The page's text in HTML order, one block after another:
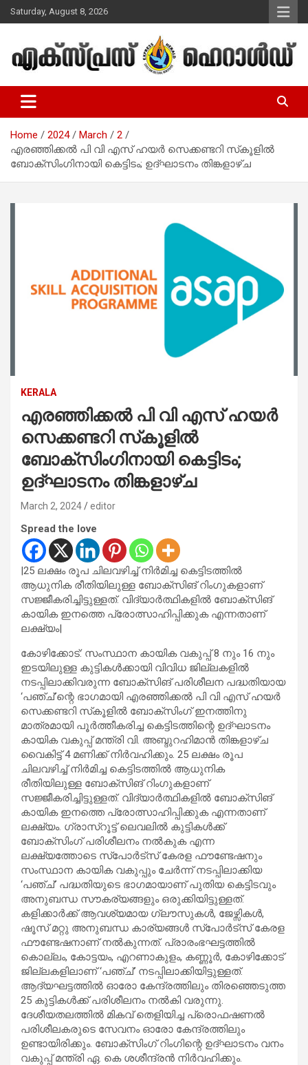
Skip
to
Saturday, August 8, 2026
Express Herald – Malayalam
Christian News
Home 2024 March
2
എരഞ്ഞിക്കല്‍ പി വി എസ് ഹയര്‍ സെക്കണ്ടറി സ്‌കൂളില്‍
ബോക്‌സിംഗിനായി കെട്ടിടം; ഉദ്ഘാടനം തിങ്കളാഴ്ച
KERALA
എരഞ്ഞിക്കല്‍ പി വി എസ് ഹയര്‍
സെക്കണ്ടറി സ്‌കൂളില്‍
ബോക്‌സിംഗിനായി കെട്ടിടം;
ഉദ്ഘാടനം തിങ്കളാഴ്ച
March 2, 2024 editor
Spread the love
|25 ലക്ഷം രൂപ ചിലവഴിച്ച് നിര്‍മിച്ച കെട്ടിടത്തില്‍
ആധുനിക രീതിയിലുള്ള ബോക്‌സിങ് റിംഗുകളാണ്
സജ്ജീകരിച്ചിട്ടുള്ളത്. വിദ്യാര്‍ത്ഥികളില്‍ ബോക്‌സിങ്
കായിക ഇനത്തെ പ്രോത്സാഹിപ്പിക്കുക എന്നതാണ്
ലക്ഷ്യം|
കോഴിക്കോട്: സംസ്ഥാന കായിക വകുപ്പ് 8 നും 16 നും
ഇടയിലുള്ള കുട്ടികള്‍ക്കായി വിവിധ ജില്ലകളില്‍
നടപ്പിലാക്കിവരുന്ന ബോക്‌സിങ് പരിശീലന പദ്ധതിയായ
‘പഞ്ച്’ന്റെ ഭാഗമായി എരഞ്ഞിക്കല്‍ പി വി എസ് ഹയര്‍
സെക്കണ്ടറി സ്‌കൂളില്‍ ബോക്‌സിംഗ് ഇനത്തിനു
മാത്രമായി പൂര്‍ത്തീകരിച്ച കെട്ടിടത്തിന്റെ ഉദ്ഘാടനം
കായിക വകുപ്പ് മന്ത്രി വി. അബ്ദുറഹിമാന്‍ തിങ്കളാഴ്ച
വൈകിട്ട് 4 മണിക്ക് നിര്‍വഹിക്കും. 25 ലക്ഷം രൂപ
ചിലവഴിച്ച് നിര്‍മിച്ച കെട്ടിടത്തില്‍ ആധുനിക
രീതിയിലുള്ള ബോക്‌സിങ് റിംഗുകളാണ്
സജ്ജീകരിച്ചിട്ടുള്ളത്. വിദ്യാര്‍ത്ഥികളില്‍ ബോക്‌സിങ്
കായിക ഇനത്തെ പ്രോത്സാഹിപ്പിക്കുക എന്നതാണ്
ലക്ഷ്യം. ഗ്രാസ്‌റൂട്ട് ലെവലില്‍ കുട്ടികള്‍ക്ക്
ബോക്‌സിംഗ് പരിശീലനം നല്‍കുക എന്ന
ലക്ഷ്യത്തോടെ സ്‌പോര്‍ട്‌സ് കേരള ഫൗണ്ടേഷനും
സംസ്ഥാന കായിക വകുപ്പും ചേര്‍ന്ന് നടപ്പിലാക്കിയ
‘പഞ്ച്’ പദ്ധതിയുടെ ഭാഗമായാണ് പുതിയ കെട്ടിടവും
അനുബന്ധ സൗകര്യങ്ങളും ഒരുക്കിയിട്ടുള്ളത്.
കളിക്കാര്‍ക്ക് ആവശ്യമായ ഗ്ലൗസുകള്‍, ജേഴ്സികള്‍,
ഷൂസ് മറ്റു അനുബന്ധ കാര്യങ്ങള്‍ സ്‌പോര്‍ട്‌സ് കേരള
ഫൗണ്ടേഷനാണ് നല്‍കുന്നത്. പ്രാരംഭഘട്ടത്തില്‍
കൊല്ലം, കോട്ടയം, എറണാകുളം, കണ്ണൂര്‍, കോഴിക്കോട്
ജില്ലകളിലാണ് ‘പഞ്ച്’ നടപ്പിലാക്കിയിട്ടുള്ളത്.
ആദ്യഘട്ടത്തില്‍ ഓരോ കേന്ദ്രത്തിലും തിരഞ്ഞെടുത്ത
25 കുട്ടികള്‍ക്ക് പരിശീലനം നല്‍കി വരുന്നു.
ദേശീയതലത്തില്‍ മികവ് തെളിയിച്ച പ്രൊഫഷണല്‍
പരിശീലകരുടെ സേവനം ഓരോ കേന്ദ്രത്തിലും
ഉണ്ടായിരിക്കും. ബോക്‌സിംഗ് റിംഗിന്റെ ഉദ്ഘാടനം വനം
വകുപ്പ് മന്ത്രി ഏ. കെ ശശീന്ദ്രന്‍ നിര്‍വഹിക്കും.